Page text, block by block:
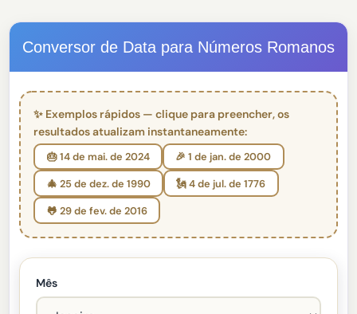
Conversor de Data para Números Romanos
✨ Exemplos rápidos — clique para preencher, os
resultados atualizam instantaneamente:
🎂 14 de mai. de 2024
🎉 1 de jan. de 2000
🎄 25 de dez. de 1990
🗽 4 de jul. de 1776
🐸 29 de fev. de 2016
Mês